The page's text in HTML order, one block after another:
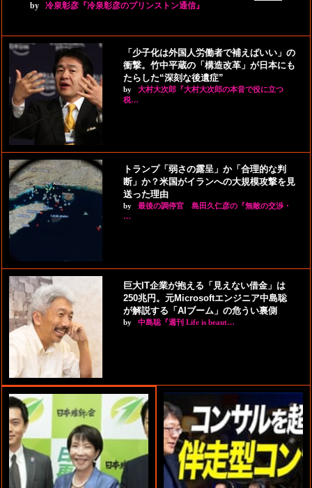
by 冷泉彰彦『冷泉彰彦のプリンストン通信』
「少子化は外国人労働者で補えばいい」の
衝撃。竹中平蔵の「構造改革」が日本にも
たらした“深刻な後遺症”
by
大村大次郎『大村大次郎の本音で役に立つ
税…
トランプ「弱さの露呈」か「合理的な判
断」か？米国がイランへの大規模攻撃を見
送った理由
by
最後の調停官 島田久仁彦の『無敵の交渉・
…
巨大IT企業が抱える「見えない借金」は
250兆円。元Microsoftエンジニア中島聡
が解説する「AIブーム」の危うい裏側
by 中島聡『週刊 Life is beaut…